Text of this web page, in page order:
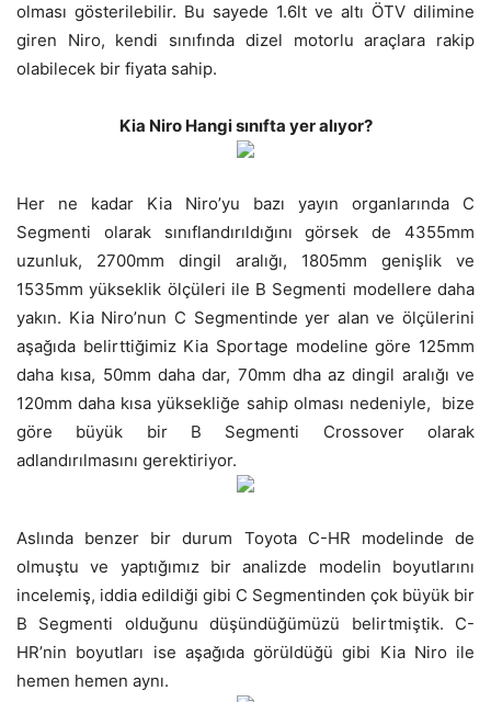
olması gösterilebilir. Bu sayede 1.6lt ve altı ÖTV dilimine
giren Niro, kendi sınıfında dizel motorlu araçlara rakip
olabilecek bir fiyata sahip.
Kia Niro Hangi sınıfta yer alıyor?
Her ne kadar Kia Niro’yu bazı yayın organlarında C
Segmenti olarak sınıflandırıldığını görsek de 4355mm
uzunluk, 2700mm dingil aralığı, 1805mm genişlik ve
1535mm yükseklik ölçüleri ile B Segmenti modellere daha
yakın. Kia Niro’nun C Segmentinde yer alan ve ölçülerini
aşağıda belirttiğimiz Kia Sportage modeline göre 125mm
daha kısa, 50mm daha dar, 70mm dha az dingil aralığı ve
120mm daha kısa yüksekliğe sahip olması nedeniyle, bize
göre büyük bir B Segmenti Crossover olarak
adlandırılmasını gerektiriyor.
Aslında benzer bir durum Toyota C-HR modelinde de
olmuştu ve yaptığımız bir analizde modelin boyutlarını
incelemiş, iddia edildiği gibi C Segmentinden çok büyük bir
B Segmenti olduğunu düşündüğümüzü belirtmiştik. C-
HR’nin boyutları ise aşağıda görüldüğü gibi Kia Niro ile
hemen hemen aynı.